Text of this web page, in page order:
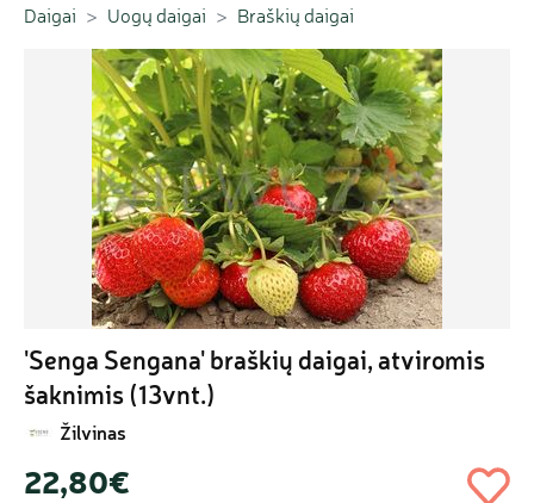
Daigai Uogų daigai Braškių daigai
'Senga Sengana' braškių daigai, atviromis
šaknimis (13vnt.)
Žilvinas
22,80€